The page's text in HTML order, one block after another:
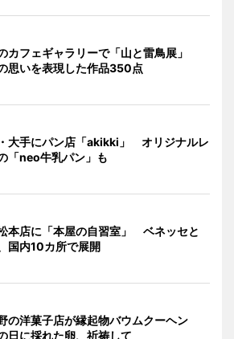
カフェギャラリーで「山と雷鳥展」
思いを表現した作品350点
大手にパン店「akikki」 オリジナルレ
「neo牛乳パン」も
本店に「本屋の自習室」 ベネッセと
国内10カ所で展開
の洋菓子店が縁起物バウムクーヘン
日に採れた卵、祈祷して